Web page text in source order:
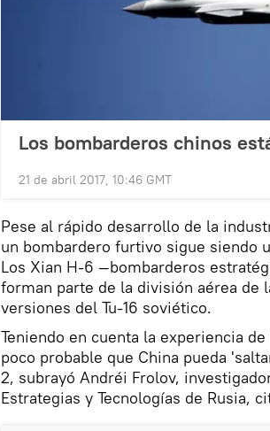
Los bombarderos chinos
21 de abril 2017, 10:46 GMT
Pese al rápido desarrollo de la
un bombardero furtivo sigue siendo
Los Xian H-6 —bombarderos
forman parte de la división aérea de
versiones del Tu-16 soviético.
Teniendo en cuenta la experiencia
poco probable que China pueda
2, subrayó Andréi Frolov,
Estrategias y Tecnologías de Rusia,